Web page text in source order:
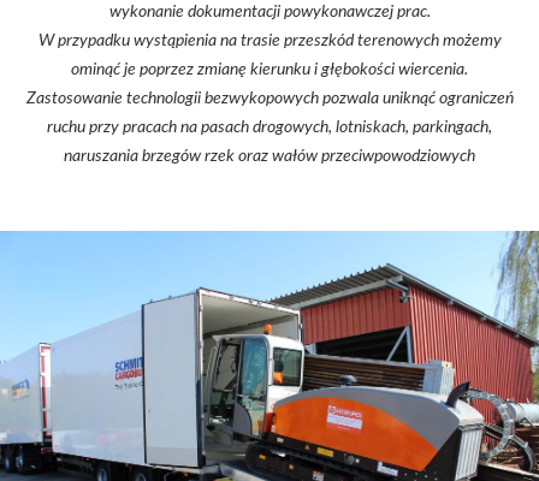
wykonanie dokumentacji powykonawczej prac.
W przypadku wystąpienia na trasie przeszkód terenowych możemy
ominąć je poprzez zmianę kierunku i głębokości wiercenia.
Zastosowanie technologii bezwykopowych pozwala uniknąć ograniczeń
ruchu przy pracach na pasach drogowych, lotniskach, parkingach,
naruszania brzegów rzek oraz wałów przeciwpowodziowych